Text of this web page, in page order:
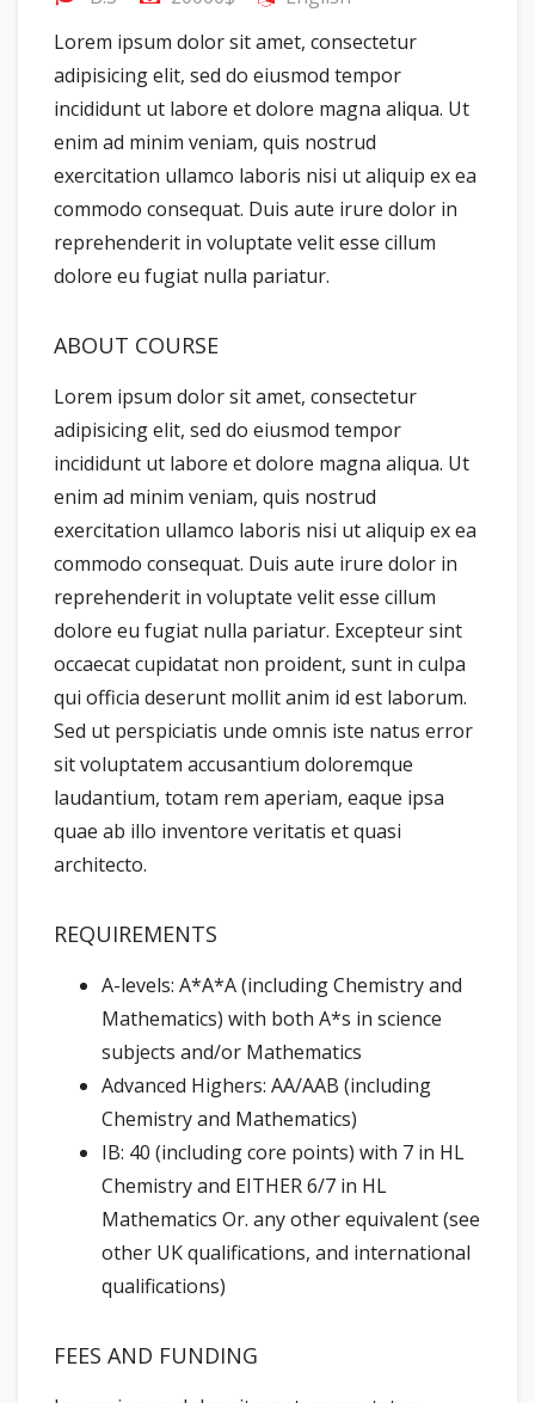
Lorem ipsum dolor sit amet, consectetur
adipisicing elit, sed do eiusmod tempor
incididunt ut labore et dolore magna aliqua. Ut
enim ad minim veniam, quis nostrud
exercitation ullamco laboris nisi ut aliquip ex ea
commodo consequat. Duis aute irure dolor in
reprehenderit in voluptate velit esse cillum
dolore eu fugiat nulla pariatur.
ABOUT COURSE
Lorem ipsum dolor sit amet, consectetur
adipisicing elit, sed do eiusmod tempor
incididunt ut labore et dolore magna aliqua. Ut
enim ad minim veniam, quis nostrud
exercitation ullamco laboris nisi ut aliquip ex ea
commodo consequat. Duis aute irure dolor in
reprehenderit in voluptate velit esse cillum
dolore eu fugiat nulla pariatur. Excepteur sint
occaecat cupidatat non proident, sunt in culpa
qui officia deserunt mollit anim id est laborum.
Sed ut perspiciatis unde omnis iste natus error
sit voluptatem accusantium doloremque
laudantium, totam rem aperiam, eaque ipsa
quae ab illo inventore veritatis et quasi
architecto.
REQUIREMENTS
A-levels: A*A*A (including Chemistry and
Mathematics) with both A*s in science
subjects and/or Mathematics
Advanced Highers: AA/AAB (including
Chemistry and Mathematics)
IB: 40 (including core points) with 7 in HL
Chemistry and EITHER 6/7 in HL
Mathematics Or. any other equivalent (see
other UK qualifications, and international
qualifications)
FEES AND FUNDING